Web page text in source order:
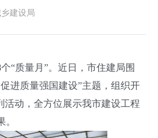
建设局
“质量月”。近日，市住建局围
进质量强国建设”主题，组织开
活动，全方位展示我市建设工程